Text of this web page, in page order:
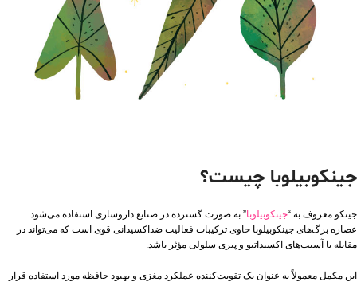
جینکوبیلوبا چیست؟
جینکو معروف به “جینکوبیلوبا” به صورت گسترده در صنایع داروسازی استفاده می‌شود.
عصاره برگ‌های جینکوبیلوبا حاوی ترکیبات فعالیت ضداکسیدانی قوی است که می‌تواند در
مقابله با آسیب‌های اکسیداتیو و پیری سلولی مؤثر باشد.
این مکمل معمولاً به عنوان یک تقویت‌کننده عملکرد مغزی و بهبود حافظه مورد استفاده قرار